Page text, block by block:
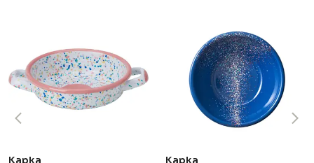
Kapka Kapka